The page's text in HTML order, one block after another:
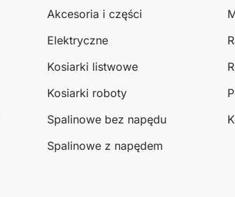
Akcesoria i części
Elektryczne
Kosiarki listwowe
Kosiarki roboty
Spalinowe bez napędu
Spalinowe z napędem